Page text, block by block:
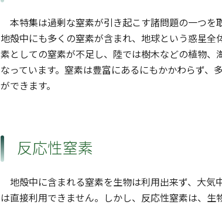
本特集は過剰な窒素が引き起こす諸問題の一つを
地殻中にも多くの窒素が含まれ、地球という惑星
素としての窒素が不足し、陸では樹木などの植物
なっています。窒素は豊富にあるにもかかわらず、
ができます。
反応性窒素
地殻中に含まれる窒素を生物は利用出来ず、大気
は直接利用できません。しかし、反応性窒素は、